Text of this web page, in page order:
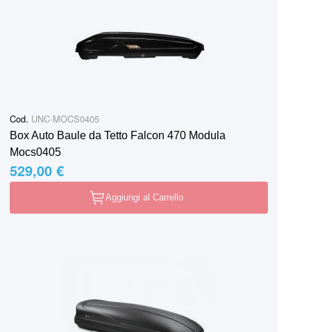
Cod. UNC-MOCS0405
Box Auto Baule da Tetto Falcon 470 Modula
Mocs0405
529,00 €
Aggiungi al Carrello